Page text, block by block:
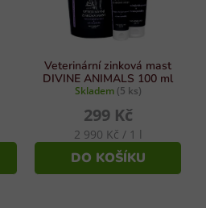
Veterinární zinková mast
DIVINE ANIMALS 100 ml
Skladem (5 ks)
299 Kč
Měrná
2 990 Kč / 1 l
DO KOŠÍKU